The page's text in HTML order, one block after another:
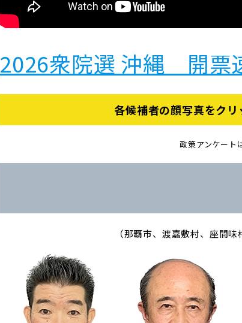
2026衆院選 沖縄 開票
各候補者の顔写真をクリ
政策アンケート
（那覇市、渡嘉敷村、座間